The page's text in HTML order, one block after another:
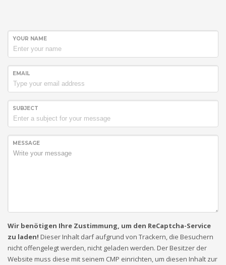
YOUR NAME
EMAIL
SUBJECT
MESSAGE
Wir benötigen Ihre Zustimmung, um den ReCaptcha-Service
zu laden! Dieser Inhalt darf aufgrund von Trackern, die Besuchern
nicht offengelegt werden, nicht geladen werden. Der Besitzer der
Website muss diese mit seinem CMP einrichten, um diesen Inhalt zur